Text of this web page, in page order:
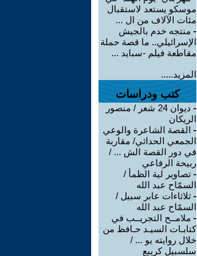
موسكو يستعد لاستقبال
مئات الآلاف من ال ...
- منتجه خدم بالجيش
الإسرائيلي.. ما قصة حملة
مقاطعة فيلم -سبايد ...
المزيد.....
كتب ودراسات
-
ديوان 24 شعر / منصور
الريكان
- القصة الشاعرة والوعي
الجمعي الحداثي/ مقاربة
في دور القصة الش ... /
ربيحة الرفاعي
- تصاوير لية الظمأ /
السمّاح عبد الله
- ثلاثاءات عابر سبيل /
السمّاح عبد الله
- ملامــح التجريــب في
كتابـات السيـد حـافظ من
خلال روايته يو ... /
سلسبيل كريبع